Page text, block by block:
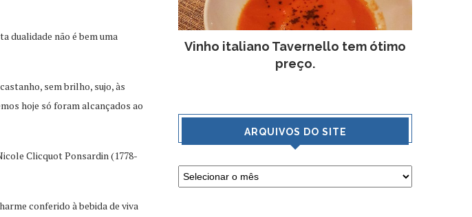
dualidade não é bem uma
sem brilho, sujo, às
hoje só foram alcançados ao
Clicquot Ponsardin (1778-
conferido à bebida de viva
Vinho italiano Tavernello tem ótimo
preço.
ARQUIVOS DO SITE